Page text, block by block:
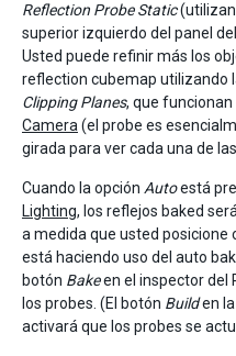
Reflection Probe Static
superior izquierdo del panel
Usted puede refinir más los
reflection cubemap utilizando
Clipping Planes, que
Camera (el probe es
girada para ver cada una de
Cuando la opción Autoestá
Lighting, los reflejos baked
a medida que usted posicione
está haciendo uso del auto
botón Bakeen el inspector del
los probes. (El botón Builden
activará que los probes se